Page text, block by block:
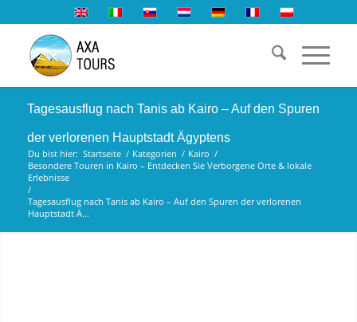
Tagesausflug nach Tanis ab Kairo – Auf den Spuren
der verlorenen Hauptstadt Ägyptens
Du bist hier: Startseite / Kategorien / Kairo /
Besondere Touren in Kairo – Entdecken Sie Verborgene Orte & lokale
Erlebnisse
/
Tagesausflug nach Tanis ab Kairo – Auf den Spuren der verlorenen
Hauptstadt Ä...